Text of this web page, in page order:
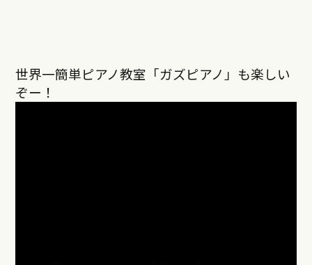
世界一簡単ピアノ教室「ガズピアノ」も楽しい
ぞー！